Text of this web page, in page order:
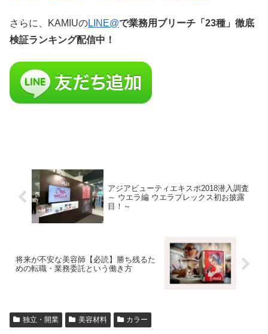
さらに、KAMIUのLINE@で業務用ブリーチ「23種」徹底
検証ランキング配信中！
アジアビューティエキスポ2018潜入調査
～ ウエラ編 ウエラプレックス初お披露
目！～
将来が不安な美容師【必読】勝ち残るた
めの転職・業務委託という働き方
独立・開業 美容材料 カラー